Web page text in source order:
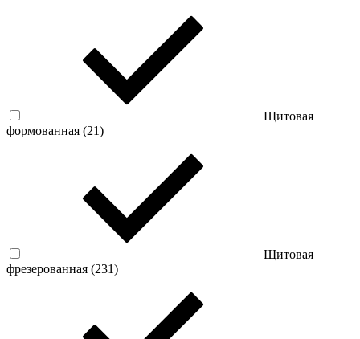
Щитовая
формованная (21)
Щитовая
фрезерованная (231)